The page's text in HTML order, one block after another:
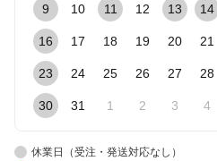
9 10 11 12 13 14
16 17 18 19 20 21
23 24 25 26 27 28
30 31 1 2 3 4
休業日（受注・発送対応なし）